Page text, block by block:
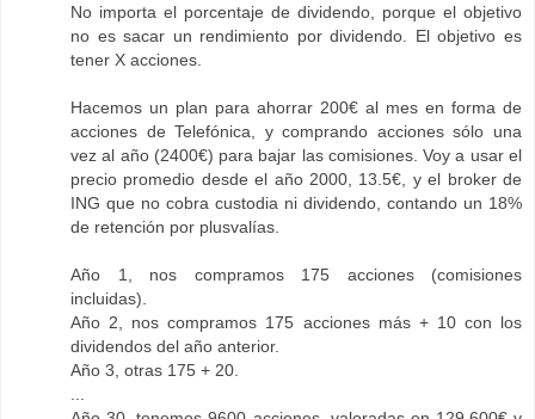
No importa el porcentaje de dividendo, porque el objetivo
no es sacar un rendimiento por dividendo. El objetivo es
tener X acciones.
Hacemos un plan para ahorrar 200€ al mes en forma de
acciones de Telefónica, y comprando acciones sólo una
vez al año (2400€) para bajar las comisiones. Voy a usar el
precio promedio desde el año 2000, 13.5€, y el broker de
ING que no cobra custodia ni dividendo, contando un 18%
de retención por plusvalías.
Año 1, nos compramos 175 acciones (comisiones
incluidas).
Año 2, nos compramos 175 acciones más + 10 con los
dividendos del año anterior.
Año 3, otras 175 + 20.
...